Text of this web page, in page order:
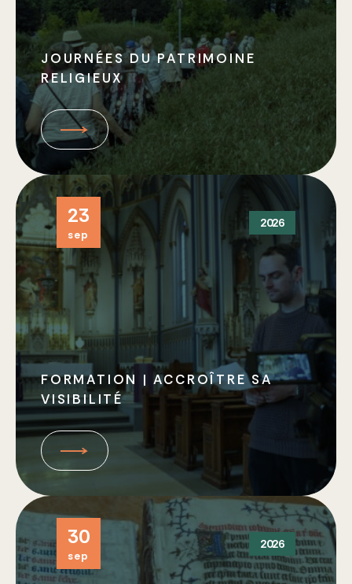
JOURNÉES DU PATRIMOINE
RELIGIEUX
23
sep
2026
FORMATION | ACCROÎTRE SA
VISIBILITÉ
30
sep
2026